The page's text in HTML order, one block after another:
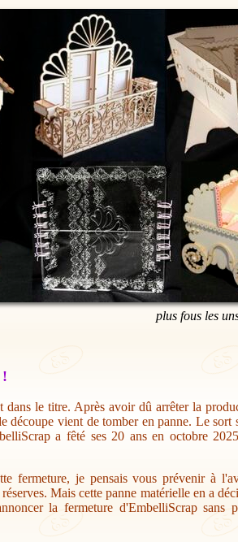
plus fous les
dans le titre. Après avoir dû arrêter la
découpe vient de tomber en panne. Le sort
a fêté ses 20 ans en octobre
fermeture, je pensais vous prévenir à
Mais cette panne matérielle en a
la fermeture d'EmbelliScrap sans